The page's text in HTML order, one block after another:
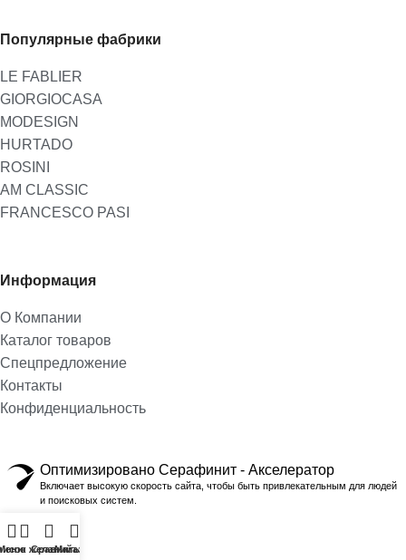
Популярные фабрики
LE FABLIER
GIORGIOCASA
MODESIGN
HURTADO
ROSINI
AM CLASSIC
FRANCESCO PASI
Информация
О Компании
Каталог товаров
Спецпредложение
Контакты
Конфиденциальность
желаний
Сравнить
Магазин
Оптимизировано Серафинит - Акселератор
Включает высокую скорость сайта, чтобы быть привлекательным для людей
и поисковых систем.